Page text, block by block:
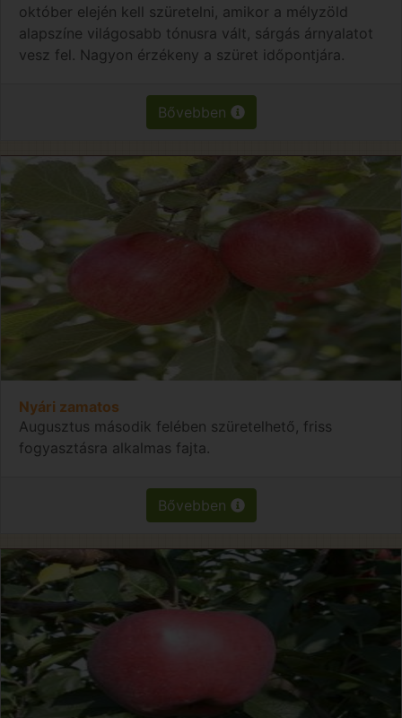
október elején kell szüretelni, amikor a mélyzöld
alapszíne világosabb tónusra vált, sárgás árnyalatot
vesz fel. Nagyon érzékeny a szüret időpontjára.
Bővebben
Nyári zamatos
Augusztus második felében szüretelhető, friss
fogyasztásra alkalmas fajta.
Bővebben